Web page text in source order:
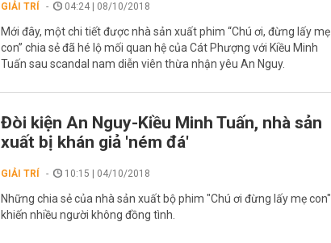
GIẢI TRÍ 04:24 | 08/10/2018
Mới đây, một chi tiết được nhà sản xuất phim “Chú ơi, đừng lấy mẹ
con” chia sẻ đã hé lộ mối quan hệ của Cát Phượng với Kiều Minh
Tuấn sau scandal nam diễn viên thừa nhận yêu An Nguy.
Đòi kiện An Nguy-Kiều Minh Tuấn, nhà sản
xuất bị khán giả 'ném đá'
GIẢI TRÍ 10:15 | 04/10/2018
Những chia sẻ của nhà sản xuất bộ phim "Chú ơi đừng lấy mẹ con"
khiến nhiều người không đồng tình.